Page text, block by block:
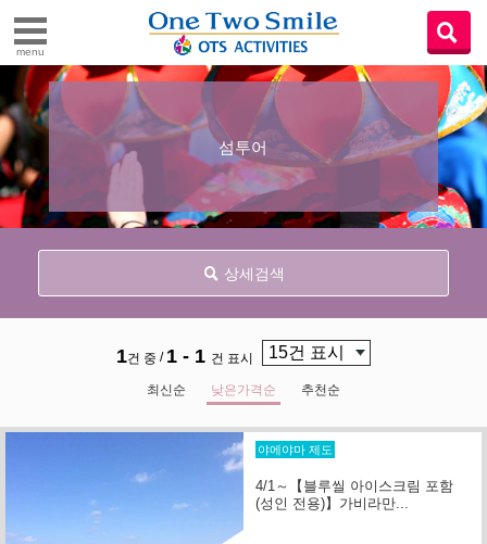
menu
섬투어
상세검색
1건 중 / 1 - 1 건 표시
최신순 낮은가격순 추천순
야에야마 제도
4/1～【블루씰 아이스크림 포함
(성인 전용)】가비라만...